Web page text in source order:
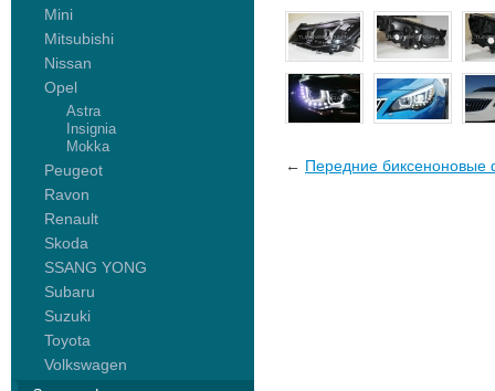
Mini
Mitsubishi
Nissan
Opel
Astra
Insignia
Mokka
Peugeot
Ravon
Renault
Skoda
SSANG YONG
Subaru
Suzuki
Toyota
Volkswagen
← Передние